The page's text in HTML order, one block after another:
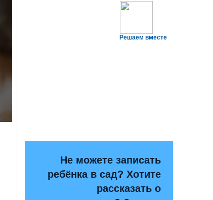
Решаем вместе
Не можете записать
ребёнка в сад? Хотите
рассказать о